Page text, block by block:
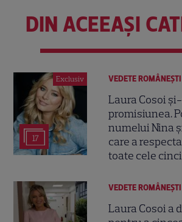
DIN ACEEAȘI
Exclusiv
17
VEDETE ROMÂNEŞTI
Laura Cosoi
promisiunea.
numelui Nina
care a
toate cele cinci
VEDETE ROMÂNEŞTI
Laura Cosoi a